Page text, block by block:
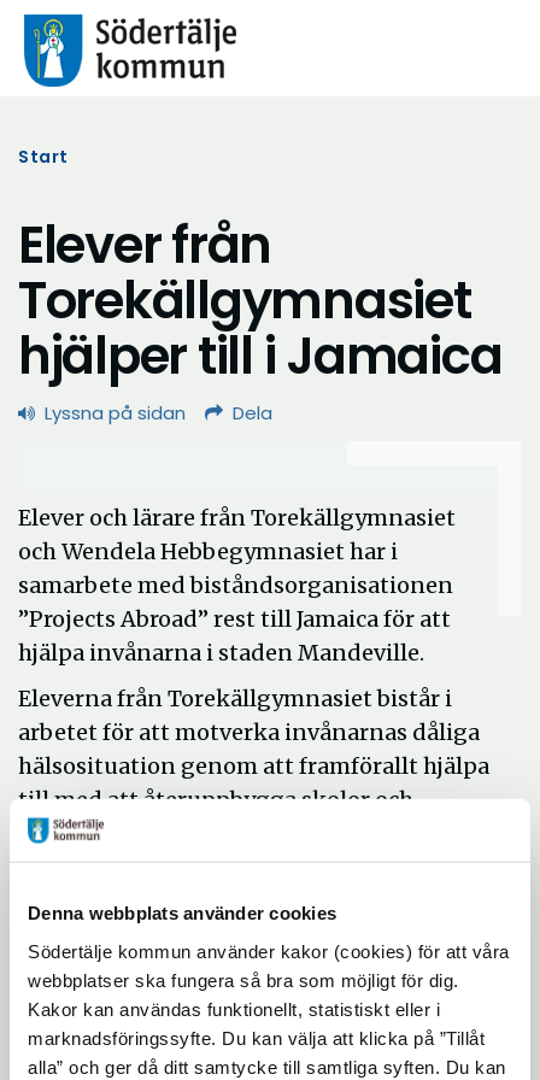
Denna webbplats använder cookies
Södertälje kommun använder kakor (cookies) för att våra
webbplatser ska fungera så bra som möjligt för dig.
Kakor kan användas funktionellt, statistiskt eller i
marknadsföringssyfte. Du kan välja att klicka på ”Tillåt
alla” och ger då ditt samtycke till samtliga syften. Du kan
Start
Elever från
Torekällgymnasiet
hjälper till i Jamaica
Lyssna på sidan Dela
Elever och lärare från Torekällgymnasiet
och Wendela Hebbegymnasiet har i
samarbete med biståndsorganisationen
”Projects Abroad” rest till Jamaica för att
hjälpa invånarna i staden Mandeville.
Eleverna från Torekällgymnasiet bistår i
arbetet för att motverka invånarnas dåliga
hälsosituation genom att framförallt hjälpa
till med att återuppbygga skolor och
byggnader som är bristfälliga i sina sanitära
lösningar eller har skadats i orkaner.
Eleverna från Wendela Hebbegymnasiets
och media har i uppdrag att dokumentera
projektet med bilder och film. Själva
projektresan är en viktig del i den
dokumentationen.